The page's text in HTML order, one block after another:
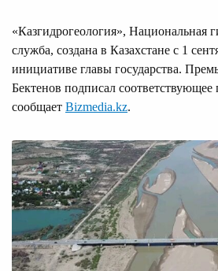
«Казгидрогеология», Национальная
служба, создана в Казахстане с 1
инициативе главы государства.
Бектенов подписал соответствующее
сообщает Bizmedia.kz.